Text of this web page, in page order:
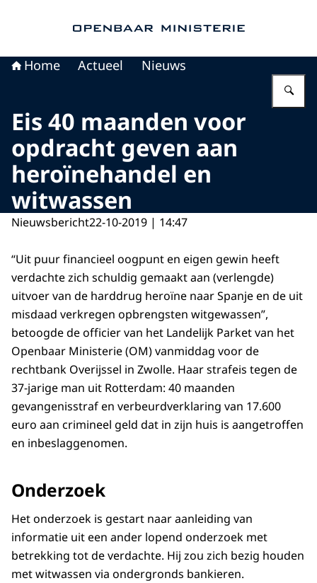
Home Actueel Nieuws
Eis 40 maanden voor
opdracht geven aan
heroïnehandel en
witwassen
Nieuwsbericht22-10-2019 | 14:47
“Uit puur financieel oogpunt en eigen gewin heeft
verdachte zich schuldig gemaakt aan (verlengde)
uitvoer van de harddrug heroïne naar Spanje en de uit
misdaad verkregen opbrengsten witgewassen”,
betoogde de officier van het Landelijk Parket van het
Openbaar Ministerie (OM) vanmiddag voor de
rechtbank Overijssel in Zwolle. Haar strafeis tegen de
37-jarige man uit Rotterdam: 40 maanden
gevangenisstraf en verbeurdverklaring van 17.600
euro aan crimineel geld dat in zijn huis is aangetroffen
en inbeslaggenomen.
Onderzoek
Het onderzoek is gestart naar aanleiding van
informatie uit een ander lopend onderzoek met
betrekking tot de verdachte. Hij zou zich bezig houden
met witwassen via ondergronds bankieren.